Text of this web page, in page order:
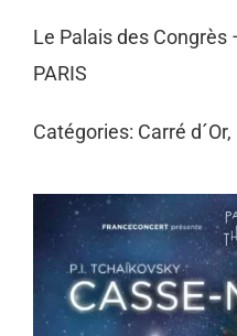
Le Palais des
PARIS
Catégories: Carré